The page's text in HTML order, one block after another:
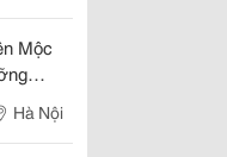
Mộc
Hà Nội